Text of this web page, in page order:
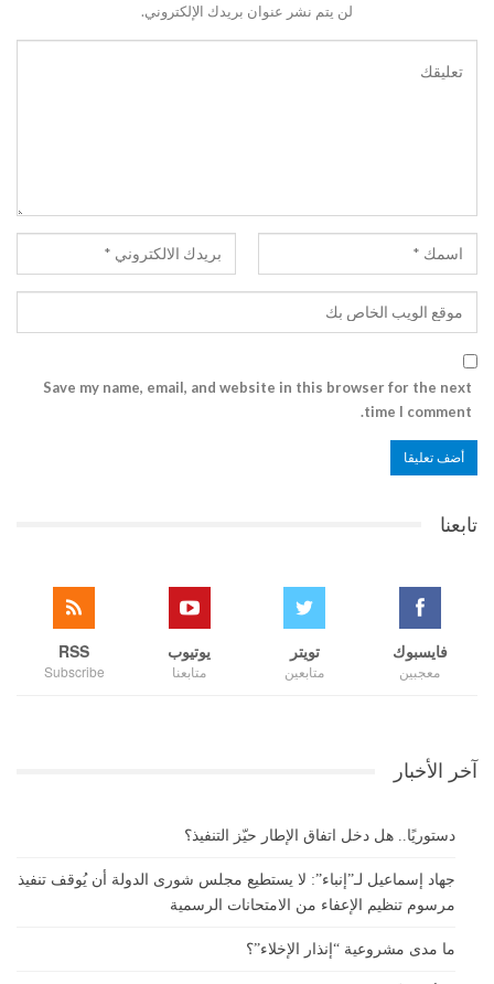
لن يتم نشر عنوان بريدك الإلكتروني.
Save my name, email, and website in this browser for the next
time I comment.
تابعنا
فايسبوك
معجبين
تويتر
متابعين
يوتيوب
متابعنا
RSS
Subscribe
آخر الأخبار
دستوريًا.. هل دخل اتفاق الإطار حيّز التنفيذ؟
جهاد إسماعيل لـ”إنباء”: لا يستطيع مجلس شورى الدولة أن يُوقف تنفيذ
مرسوم تنظيم الإعفاء من الامتحانات الرسمية
ما مدى مشروعية “إنذار الإخلاء”؟